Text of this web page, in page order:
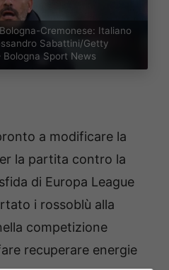
Cremonese: Italiano
Sabattini/Getty
Bologna Sport News
a modificare la
la partita contro la
di Europa League
i rossoblù alla
competizione
recuperare energie